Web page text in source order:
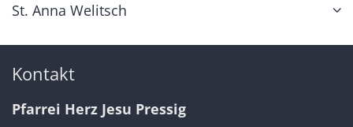
St. Anna Welitsch
Kontakt
Pfarrei Herz Jesu Pressig